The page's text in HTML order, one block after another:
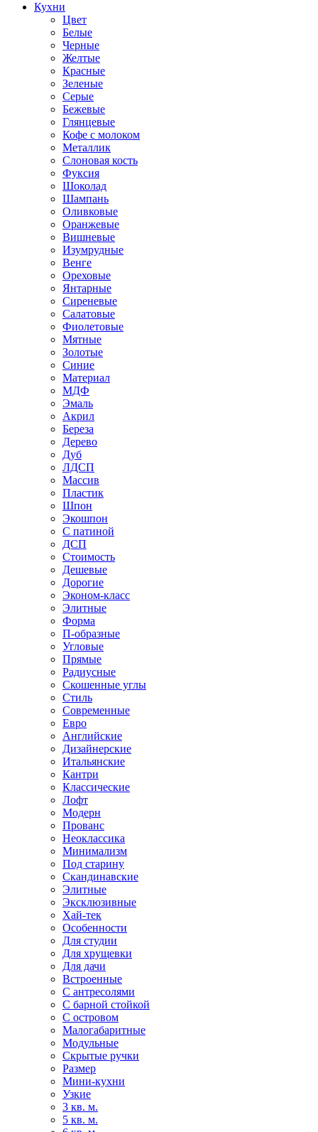
Кухни
Цвет
Белые
Черные
Желтые
Красные
Зеленые
Серые
Бежевые
Глянцевые
Кофе с молоком
Металлик
Слоновая кость
Фуксия
Шоколад
Шампань
Оливковые
Оранжевые
Вишневые
Изумрудные
Венге
Ореховые
Янтарные
Сиреневые
Салатовые
Фиолетовые
Мятные
Золотые
Синие
Материал
МДФ
Эмаль
Акрил
Береза
Дерево
Дуб
ЛДСП
Массив
Пластик
Шпон
Экошпон
С патиной
ДСП
Стоимость
Дешевые
Дорогие
Эконом-класс
Элитные
Форма
П-образные
Угловые
Прямые
Радиусные
Скошенные углы
Стиль
Современные
Евро
Английские
Дизайнерские
Итальянские
Кантри
Классические
Лофт
Модерн
Прованс
Неоклассика
Минимализм
Под старину
Скандинавские
Элитные
Эксклюзивные
Хай-тек
Особенности
Для студии
Для хрущевки
Для дачи
Встроенные
С антресолями
С барной стойкой
С островом
Малогабаритные
Модульные
Скрытые ручки
Размер
Мини-кухни
Узкие
3 кв. м.
5 кв. м.